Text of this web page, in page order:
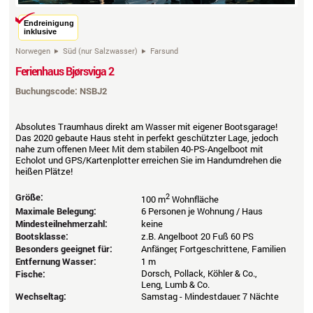
Endreinigung
inklusive
Norwegen Süd (nur Salzwasser) Farsund
Ferienhaus Bjørsviga 2
Buchungscode: NSBJ2
Absolutes Traumhaus direkt am Wasser mit eigener Bootsgarage!
Das 2020 gebaute Haus steht in perfekt geschützter Lage, jedoch
nahe zum offenen Meer. Mit dem stabilen 40-PS-Angelboot mit
Echolot und GPS/Kartenplotter erreichen Sie im Handumdrehen die
heißen Plätze!
Größe: 100 m2Wohnfläche
Maximale Belegung:
6 Personen je Wohnung / Haus
Mindesteilnehmerzahl:
keine
Bootsklasse:
z.B. Angelboot 20 Fuß 60 PS
Besonders geeignet für:
Anfänger, Fortgeschrittene, Familien
Entfernung Wasser:
1 m
Fische:
Dorsch, Pollack, Köhler & Co.,
Leng, Lumb & Co.
Wechseltag:
Samstag - Mindestdauer: 7 Nächte